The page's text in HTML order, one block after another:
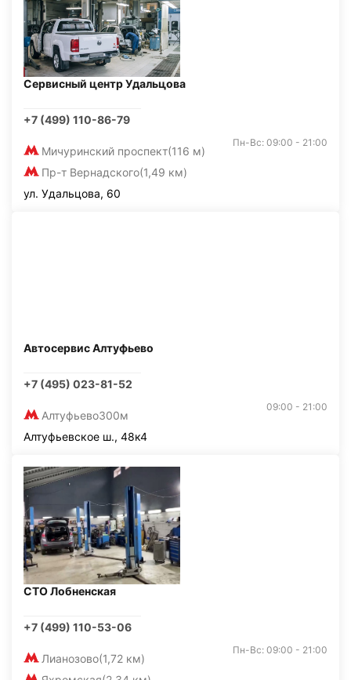
Сервисный центр Удальцова
+7 (499) 110-86-79
Мичуринский проспект(116 м)
Пр-т Вернадского(1,49 км)
Пн-Вс: 09:00 - 21:00
ул. Удальцова, 60
Автосервис Алтуфьево
+7 (495) 023-81-52
Алтуфьево300м
09:00 - 21:00
Алтуфьевское ш., 48к4
СТО Лобненская
+7 (499) 110-53-06
Лианозово(1,72 км)
Пн-Вс: 09:00 - 21:00